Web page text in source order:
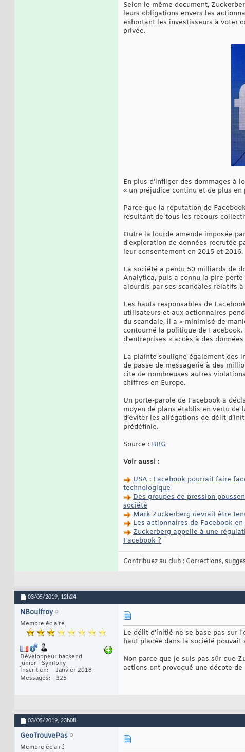
Selon le même document,
leurs obligations envers les
exhortant les investisseurs à voter
privée.
En plus d’infliger des dommages à
« un préjudice continu et de plus
Parce que la réputation de
résultant de tous les recours
Outre la lourde amende imposée
d'exploration de données recrutée
leur consentement en 2015 et 2016.
La société a perdu 50 milliards de
Analytica, puis a connu la pire
alourdis par ses scandales relatifs
Les hauts responsables de
utilisateurs et aux actionnaires
du scandale, il a « minimisé de
contourné la politique de
d'entreprises » accès à des
La plainte souligne également des
de passe de messagerie à des
cite de nombreuses autres
chiffres en Europe.
Un porte-parole de Facebook a
moyen de plans établis en vertu de
d’éviter les allégations de délit
prédéfinie.
Source : BBG
Voir aussi :
USA : Facebook pourrait faire
technologique
Des groupes de pression
société
Mark Zuckerberg devrait être
Les actionnaires de Facebook
Zuckerberg appelle à une
Facebook ?
Contribuez au club : Corrections,
03/05/2019, 12h24
NBoulfroy
Membre éclairé
Développeur backend
junior - Symfony
Inscrit en
Janvier 2018
Messages
325
Le délit d'initié ne se base pas sur
haut placée dans la société pouvait
Non parce que je suis pas sûr que
actions ont provoqué une décote
03/05/2019, 23h08
GeoTrouvePas
Membre éclairé